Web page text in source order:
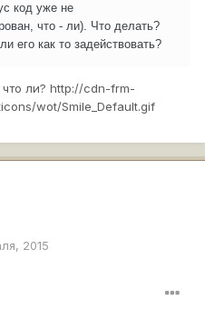
код уже не
что - ли). Что делать?
его как то задействовать?
ли? http://cdn-frm-
wot/Smile_Default.gif
2015